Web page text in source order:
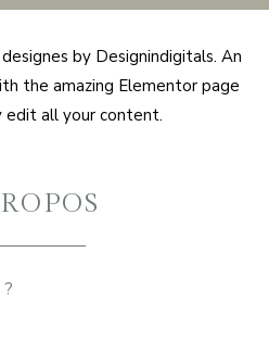
by Designindigitals. An
the amazing Elementor page
edit all your content.
?